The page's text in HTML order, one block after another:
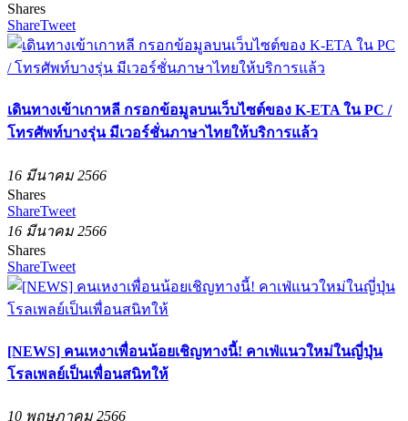
Shares
ShareTweet
เดินทางเข้าเกาหลี กรอกข้อมูลบนเว็บไซต์ของ K-ETA ใน PC /
โทรศัพท์บางรุ่น มีเวอร์ชั่นภาษาไทยให้บริการแล้ว
16 มีนาคม 2566
Shares
ShareTweet
16 มีนาคม 2566
Shares
ShareTweet
[NEWS] คนเหงาเพื่อนน้อยเชิญทางนี้! คาเฟ่แนวใหม่ในญี่ปุ่น
โรลเพลย์เป็นเพื่อนสนิทให้
10 พฤษภาคม 2566